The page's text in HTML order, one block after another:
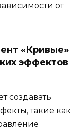
от
«Кривые»
эффектов
создавать
такие как